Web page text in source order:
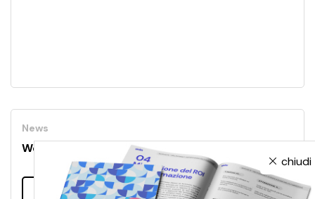
News
Webinar skilla: i learningPath nel modello CFMT
Leggi tutto
chiudi